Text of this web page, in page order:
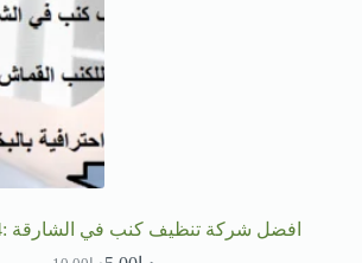
افضل شركة تنظيف كنب في الشارقة :0568950034